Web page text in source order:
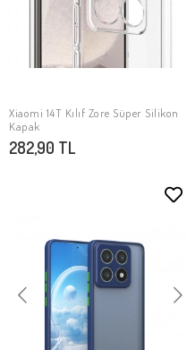
SEPETE EKLE
Xiaomi 14T Kılıf Zore Süper Silikon
Kapak
282,90 TL